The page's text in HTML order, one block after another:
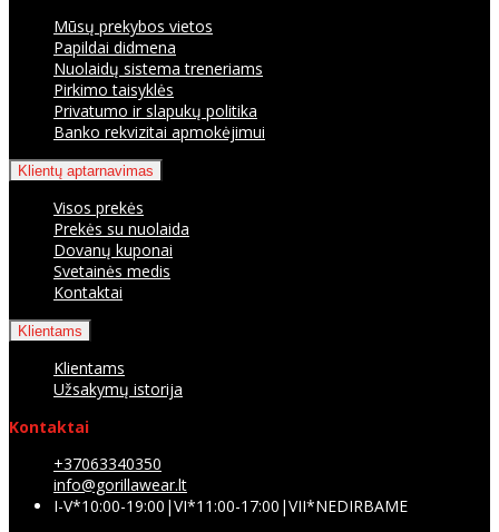
Mūsų prekybos vietos
Papildai didmena
Nuolaidų sistema treneriams
Pirkimo taisyklės
Privatumo ir slapukų politika
Banko rekvizitai apmokėjimui
Klientų aptarnavimas
Visos prekės
Prekės su nuolaida
Dovanų kuponai
Svetainės medis
Kontaktai
Klientams
Klientams
Užsakymų istorija
Kontaktai
+37063340350
info@gorillawear.lt
I-V*10:00-19:00|VI*11:00-17:00|VII*NEDIRBAME